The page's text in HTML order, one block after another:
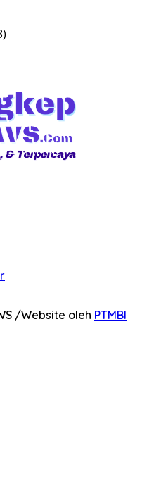
/Website oleh PTMBI